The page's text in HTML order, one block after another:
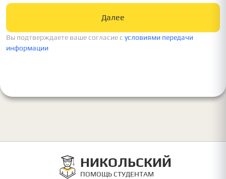
Вы подтверждаете ваше согласие c условиями передачи
информации
Далее
НИКОЛЬСКИЙ
ПОМОЩЬ СТУДЕНТАМ